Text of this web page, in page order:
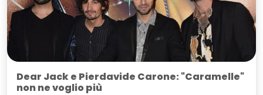
Dear Jack e Pierdavide Carone: "Caramelle"
non ne voglio più